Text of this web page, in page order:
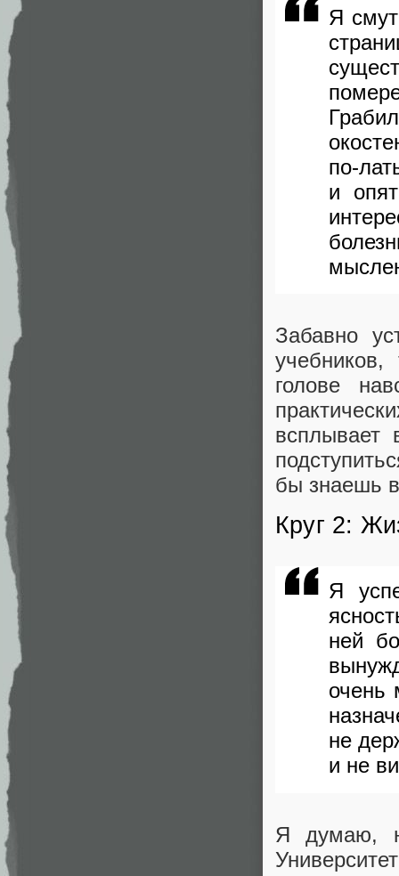
Я
по-
и
Забавно
голове
всплывает
бы знаешь
Круг 2:
Я
ней
очень
не
и не
Я думаю,